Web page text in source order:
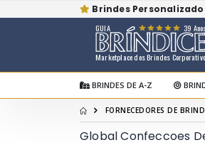
Brindes
Marketplace dos Brindes
GUIA 39 Anos
BRINDES DE A-Z
FORNECEDORES DE
Global Confeccoes